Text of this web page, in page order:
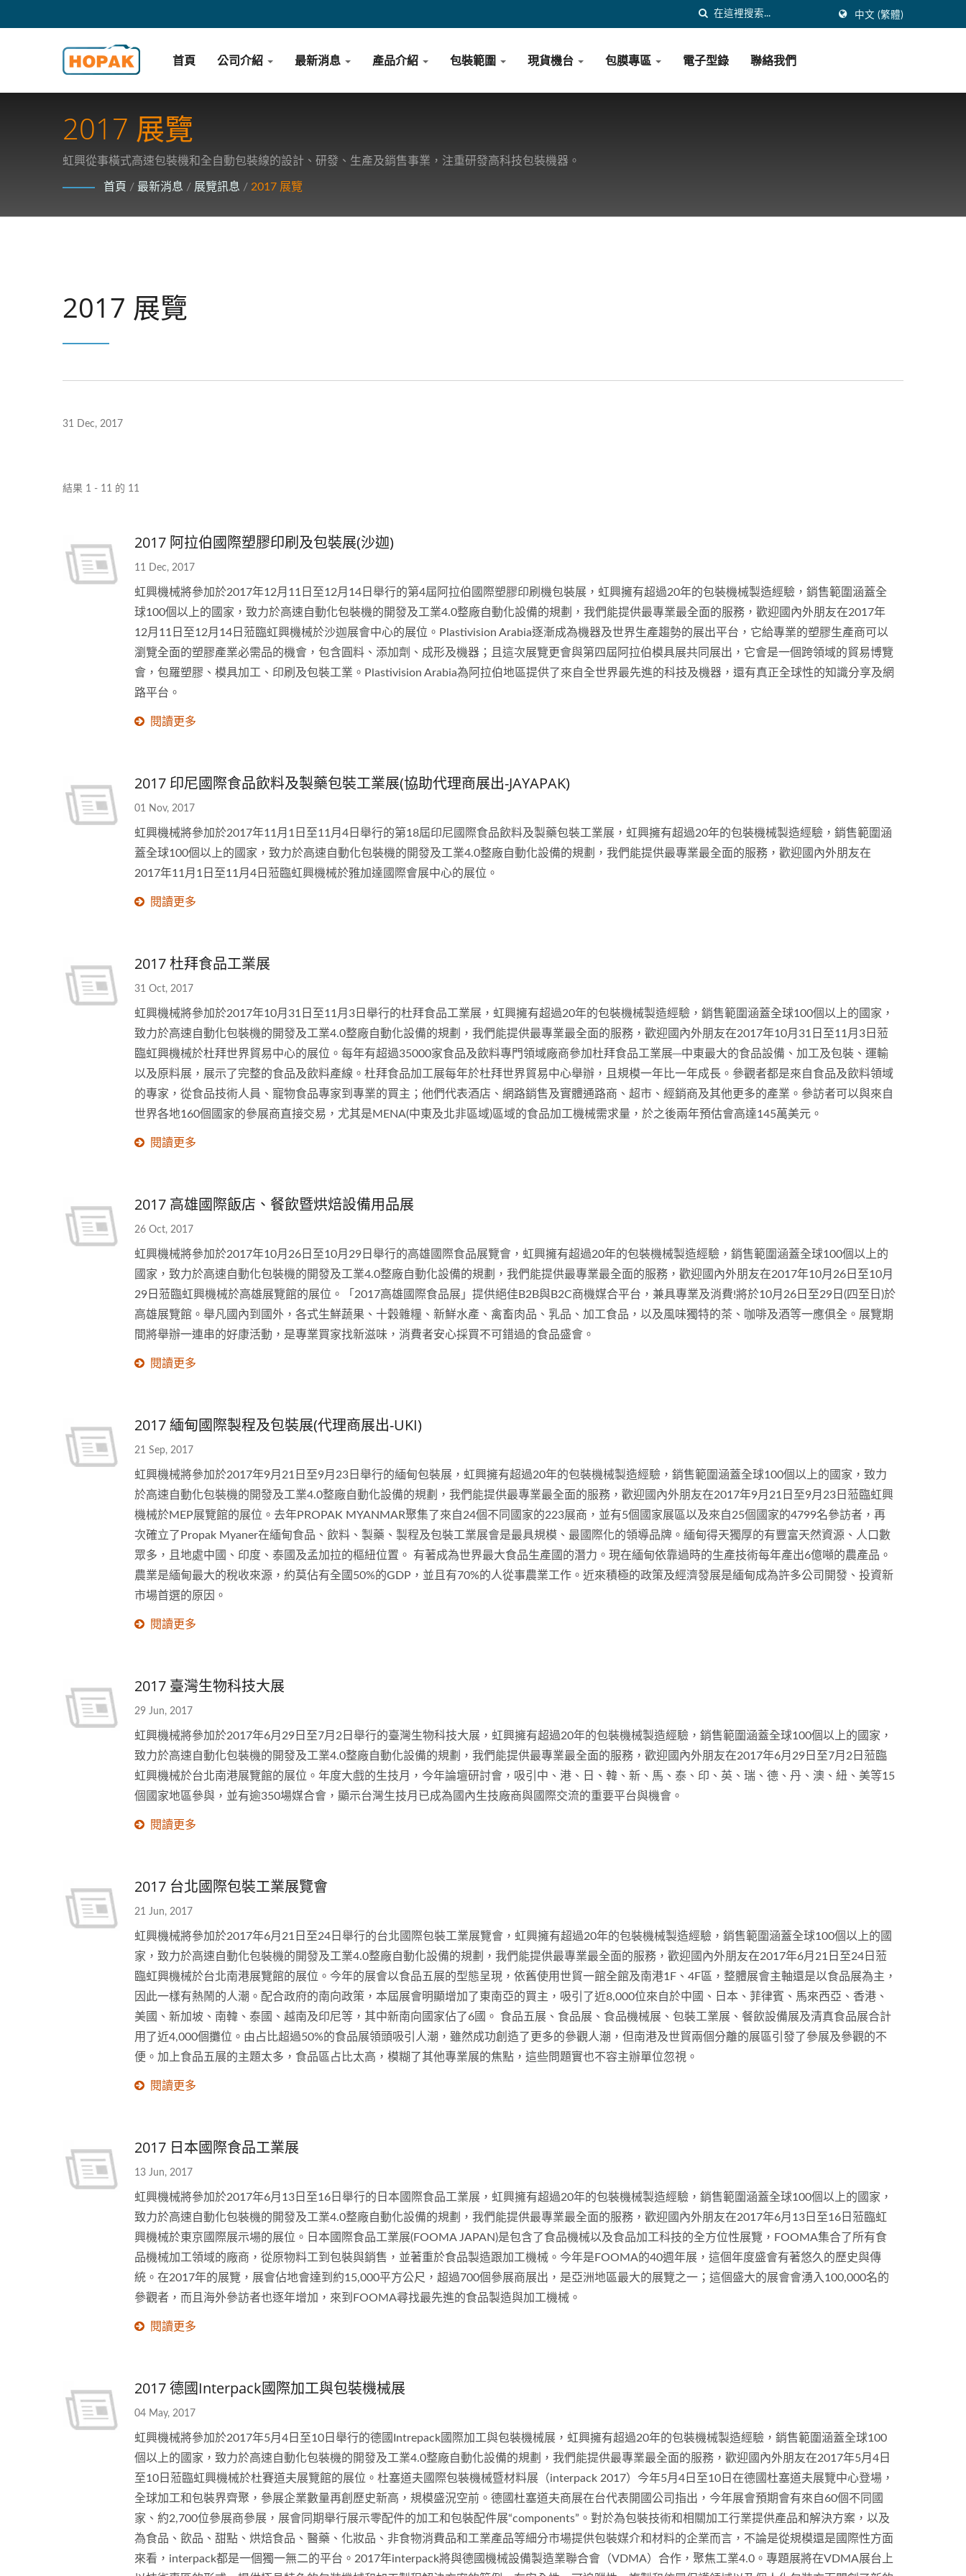
中文 (繁體)
首頁 公司介紹 最新消息 產品介紹 包裝範圍 現貨機台 包膜專區 電子型錄 聯絡我們
2017 展覽
虹興從事橫式高速包裝機和全自動包裝線的設計、研發、生產及銷售事業，注重研發高科技包裝機器。
首頁 / 最新消息 / 展覽訊息 / 2017 展覽
2017 展覽
31 Dec, 2017
結果 1 - 11 的 11
2017 阿拉伯國際塑膠印刷及包裝展(沙迦)
11 Dec, 2017
虹興機械將參加於2017年12月11日至12月14日舉行的第4屆阿拉伯國際塑膠印刷機包裝展，虹興擁有超過20年的包裝機械製造經驗，銷售範圍涵蓋全
球100個以上的國家，致力於高速自動化包裝機的開發及工業4.0整廠自動化設備的規劃，我們能提供最專業最全面的服務，歡迎國內外朋友在2017年
12月11日至12月14日蒞臨虹興機械於沙迦展會中心的展位。Plastivision Arabia逐漸成為機器及世界生產趨勢的展出平台，它給專業的塑膠生產商可以
瀏覽全面的塑膠產業必需品的機會，包含圓料、添加劑、成形及機器；且這次展覽更會與第四屆阿拉伯模具展共同展出，它會是一個跨領域的貿易博覽
會，包羅塑膠、模具加工、印刷及包裝工業。Plastivision Arabia為阿拉伯地區提供了來自全世界最先進的科技及機器，還有真正全球性的知識分享及網
路平台。
閱讀更多
2017 印尼國際食品飲料及製藥包裝工業展(協助代理商展出-JAYAPAK)
01 Nov, 2017
虹興機械將參加於2017年11月1日至11月4日舉行的第18屆印尼國際食品飲料及製藥包裝工業展，虹興擁有超過20年的包裝機械製造經驗，銷售範圍涵
蓋全球100個以上的國家，致力於高速自動化包裝機的開發及工業4.0整廠自動化設備的規劃，我們能提供最專業最全面的服務，歡迎國內外朋友在
2017年11月1日至11月4日蒞臨虹興機械於雅加達國際會展中心的展位。
閱讀更多
2017 杜拜食品工業展
31 Oct, 2017
虹興機械將參加於2017年10月31日至11月3日舉行的杜拜食品工業展，虹興擁有超過20年的包裝機械製造經驗，銷售範圍涵蓋全球100個以上的國家，
致力於高速自動化包裝機的開發及工業4.0整廠自動化設備的規劃，我們能提供最專業最全面的服務，歡迎國內外朋友在2017年10月31日至11月3日蒞
臨虹興機械於杜拜世界貿易中心的展位。每年有超過35000家食品及飲料專門領域廠商參加杜拜食品工業展─中東最大的食品設備、加工及包裝、運輸
以及原料展，展示了完整的食品及飲料產線。杜拜食品加工展每年於杜拜世界貿易中心舉辦，且規模一年比一年成長。參觀者都是來自食品及飲料領域
的專家，從食品技術人員、寵物食品專家到專業的買主；他們代表酒店、網路銷售及實體通路商、超市、經銷商及其他更多的產業。參訪者可以與來自
世界各地160個國家的參展商直接交易，尤其是MENA(中東及北非區域)區域的食品加工機械需求量，於之後兩年預估會高達145萬美元。
閱讀更多
2017 高雄國際飯店、餐飲暨烘焙設備用品展
26 Oct, 2017
虹興機械將參加於2017年10月26日至10月29日舉行的高雄國際食品展覽會，虹興擁有超過20年的包裝機械製造經驗，銷售範圍涵蓋全球100個以上的
國家，致力於高速自動化包裝機的開發及工業4.0整廠自動化設備的規劃，我們能提供最專業最全面的服務，歡迎國內外朋友在2017年10月26日至10月
29日蒞臨虹興機械於高雄展覽館的展位。「2017高雄國際食品展」提供絕佳B2B與B2C商機媒合平台，兼具專業及消費!將於10月26日至29日(四至日)於
高雄展覽館。舉凡國內到國外，各式生鮮蔬果、十穀雜糧、新鮮水產、禽畜肉品、乳品、加工食品，以及風味獨特的茶、咖啡及酒等一應俱全。展覽期
間將舉辦一連串的好康活動，是專業買家找新滋味，消費者安心採買不可錯過的食品盛會。
閱讀更多
2017 緬甸國際製程及包裝展(代理商展出-UKI)
21 Sep, 2017
虹興機械將參加於2017年9月21日至9月23日舉行的緬甸包裝展，虹興擁有超過20年的包裝機械製造經驗，銷售範圍涵蓋全球100個以上的國家，致力
於高速自動化包裝機的開發及工業4.0整廠自動化設備的規劃，我們能提供最專業最全面的服務，歡迎國內外朋友在2017年9月21日至9月23日蒞臨虹興
機械於MEP展覽館的展位。去年PROPAK MYANMAR聚集了來自24個不同國家的223展商，並有5個國家展區以及來自25個國家的4799名參訪者，再
次確立了Propak Myaner在緬甸食品、飲料、製藥、製程及包裝工業展會是最具規模、最國際化的領導品牌。緬甸得天獨厚的有豐富天然資源、人口數
眾多，且地處中國、印度、泰國及孟加拉的樞紐位置。 有著成為世界最大食品生產國的潛力。現在緬甸依靠過時的生產技術每年產出6億噸的農產品。
農業是緬甸最大的稅收來源，約莫佔有全國50%的GDP，並且有70%的人從事農業工作。近來積極的政策及經濟發展是緬甸成為許多公司開發、投資新
市場首選的原因。
閱讀更多
2017 臺灣生物科技大展
29 Jun, 2017
虹興機械將參加於2017年6月29日至7月2日舉行的臺灣生物科技大展，虹興擁有超過20年的包裝機械製造經驗，銷售範圍涵蓋全球100個以上的國家，
致力於高速自動化包裝機的開發及工業4.0整廠自動化設備的規劃，我們能提供最專業最全面的服務，歡迎國內外朋友在2017年6月29日至7月2日蒞臨
虹興機械於台北南港展覽館的展位。年度大戲的生技月，今年論壇研討會，吸引中、港、日、韓、新、馬、泰、印、英、瑞、德、丹、澳、紐、美等15
個國家地區參與，並有逾350場媒合會，顯示台灣生技月已成為國內生技廠商與國際交流的重要平台與機會。
閱讀更多
2017 台北國際包裝工業展覽會
21 Jun, 2017
虹興機械將參加於2017年6月21日至24日舉行的台北國際包裝工業展覽會，虹興擁有超過20年的包裝機械製造經驗，銷售範圍涵蓋全球100個以上的國
家，致力於高速自動化包裝機的開發及工業4.0整廠自動化設備的規劃，我們能提供最專業最全面的服務，歡迎國內外朋友在2017年6月21日至24日蒞
臨虹興機械於台北南港展覽館的展位。今年的展會以食品五展的型態呈現，依舊使用世貿一館全館及南港1F、4F區，整體展會主軸還是以食品展為主，
因此一樣有熱鬧的人潮。配合政府的南向政策，本屆展會明顯增加了東南亞的買主，吸引了近8,000位來自於中國、日本、菲律賓、馬來西亞、香港、
美國、新加坡、南韓、泰國、越南及印尼等，其中新南向國家佔了6國。 食品五展、食品展、食品機械展、包裝工業展、餐飲設備展及清真食品展合計
用了近4,000個攤位。由占比超過50%的食品展領頭吸引人潮，雖然成功創造了更多的參觀人潮，但南港及世貿兩個分離的展區引發了參展及參觀的不
便。加上食品五展的主題太多，食品區占比太高，模糊了其他專業展的焦點，這些問題實也不容主辦單位忽視。
閱讀更多
2017 日本國際食品工業展
13 Jun, 2017
虹興機械將參加於2017年6月13日至16日舉行的日本國際食品工業展，虹興擁有超過20年的包裝機械製造經驗，銷售範圍涵蓋全球100個以上的國家，
致力於高速自動化包裝機的開發及工業4.0整廠自動化設備的規劃，我們能提供最專業最全面的服務，歡迎國內外朋友在2017年6月13日至16日蒞臨虹
興機械於東京國際展示場的展位。日本國際食品工業展(FOOMA JAPAN)是包含了食品機械以及食品加工科技的全方位性展覽，FOOMA集合了所有食
品機械加工領域的廠商，從原物料工到包裝與銷售，並著重於食品製造跟加工機械。今年是FOOMA的40週年展，這個年度盛會有著悠久的歷史與傳
統。在2017年的展覽，展會佔地會達到約15,000平方公尺，超過700個參展商展出，是亞洲地區最大的展覽之一；這個盛大的展會會湧入100,000名的
參觀者，而且海外參訪者也逐年增加，來到FOOMA尋找最先進的食品製造與加工機械。
閱讀更多
2017 德國Interpack國際加工與包裝機械展
04 May, 2017
虹興機械將參加於2017年5月4日至10日舉行的德國Intrepack國際加工與包裝機械展，虹興擁有超過20年的包裝機械製造經驗，銷售範圍涵蓋全球100
個以上的國家，致力於高速自動化包裝機的開發及工業4.0整廠自動化設備的規劃，我們能提供最專業最全面的服務，歡迎國內外朋友在2017年5月4日
至10日蒞臨虹興機械於杜賽道夫展覽館的展位。杜塞道夫國際包裝機械暨材料展（interpack 2017）今年5月4日至10日在德國杜塞道夫展覽中心登場，
全球加工和包裝界齊聚，參展企業數量再創歷史新高，規模盛況空前。德國杜塞道夫商展在台代表開國公司指出，今年展會預期會有來自60個不同國
家、約2,700位參展商參展，展會同期舉行展示零配件的加工和包裝配件展“components”。對於為包裝技術和相關加工行業提供產品和解決方案，以及
為食品、飲品、甜點、烘焙食品、醫藥、化妝品、非食物消費品和工業產品等細分市場提供包裝媒介和材料的企業而言，不論是從規模還是國際性方面
來看，interpack都是一個獨一無二的平台。2017年interpack將與德國機械設備製造業聯合會（VDMA）合作，聚焦工業4.0。專題展將在VDMA展台上